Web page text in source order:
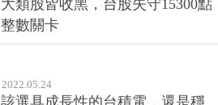
大類股皆收黑，台股失守15300點
整數關卡
2022.05.24
該選具成長性的台積電，還是穩